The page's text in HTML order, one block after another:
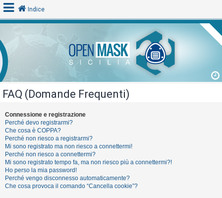
o
g
i
n
A
r
g
o
m
Indice
FAQ (Domande Frequenti)
Connessione e registrazione
Perché devo registrarmi?
Che cosa è COPPA?
Perché non riesco a registrarmi?
Mi sono registrato ma non riesco a connettermi!
Perché non riesco a connettermi?
Mi sono registrato tempo fa, ma non riesco più a connettermi?!
Ho perso la mia password!
Perché vengo disconnesso automaticamente?
Che cosa provoca il comando “Cancella cookie”?